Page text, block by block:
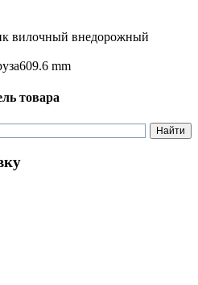
вилочный внедорожный
609.6 mm
товара